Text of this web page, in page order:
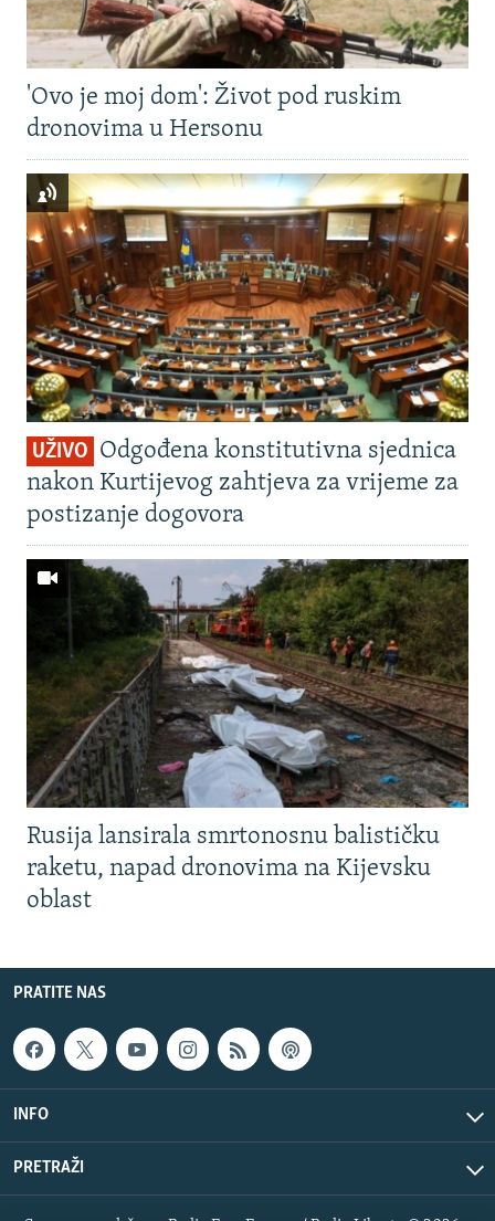
'Ovo je moj dom': Život pod ruskim
dronovima u Hersonu
UŽIVO Odgođena konstitutivna sjednica
nakon Kurtijevog zahtjeva za vrijeme za
postizanje dogovora
Rusija lansirala smrtonosnu balističku
raketu, napad dronovima na Kijevsku
oblast
PRATITE NAS
INFO
PRETRAŽI